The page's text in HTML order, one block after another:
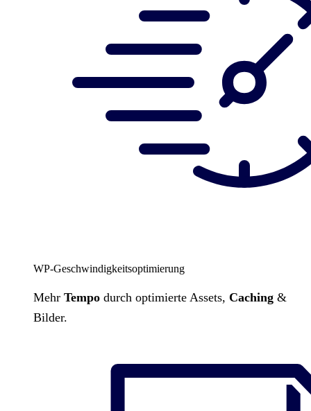
WP-Geschwindigkeitsoptimierung
Mehr Tempo durch optimierte Assets, Caching &
Bilder.